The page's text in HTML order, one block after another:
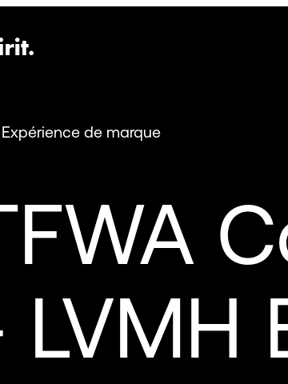
Expérience de marque
LVMH